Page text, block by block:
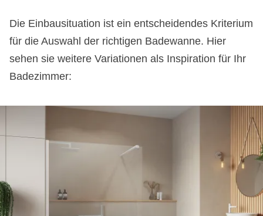
Die Einbausituation ist ein entscheidendes Kriterium
für die Auswahl der richtigen Badewanne. Hier
sehen sie weitere Variationen als Inspiration für Ihr
Badezimmer: